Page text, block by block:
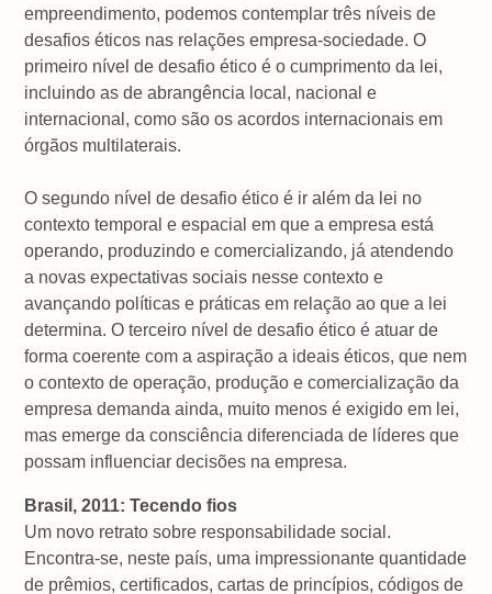
empreendimento, podemos contemplar três níveis de
desafios éticos nas relações empresa-sociedade. O
primeiro nível de desafio ético é o cumprimento da lei,
incluindo as de abrangência local, nacional e
internacional, como são os acordos internacionais em
órgãos multilaterais.
O segundo nível de desafio ético é ir além da lei no
contexto temporal e espacial em que a empresa está
operando, produzindo e comercializando, já atendendo
a novas expectativas sociais nesse contexto e
avançando políticas e práticas em relação ao que a lei
determina. O terceiro nível de desafio ético é atuar de
forma coerente com a aspiração a ideais éticos, que nem
o contexto de operação, produção e comercialização da
empresa demanda ainda, muito menos é exigido em lei,
mas emerge da consciência diferenciada de líderes que
possam influenciar decisões na empresa.
Brasil, 2011: Tecendo fios
Um novo retrato sobre responsabilidade social.
Encontra-se, neste país, uma impressionante quantidade
de prêmios, certificados, cartas de princípios, códigos de